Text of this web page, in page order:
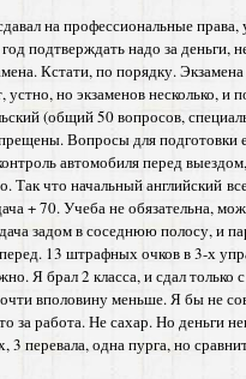
на профессиональные
подтверждать надо за деньги,
Кстати, по порядку.
но экзаменов несколько,
(общий 50 вопросов,
Вопросы для
автомобиля перед
Так что начальный
+ 70. Учеба не обязательна,
задом в соседнюю полосу, и
13 штрафных очков в 3-х
Я брал 2 класса, и сдал только
вполовину меньше. Я бы не
за работа. Не сахар. Но деньги
перевала, одна пурга, но